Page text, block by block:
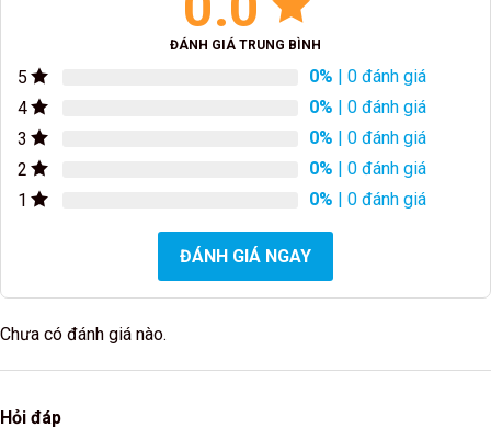
ĐÁNH GIÁ TRUNG BÌNH
5 0% | 0 đánh giá
4
0% | 0 đánh giá
3
0% | 0 đánh giá
2
0% | 0 đánh giá
1
0% | 0 đánh giá
ĐÁNH GIÁ NGAY
Chưa có đánh giá nào.
Hỏi đáp